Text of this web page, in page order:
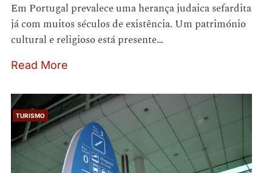
Em Portugal prevalece uma herança judaica sefardita
já com muitos séculos de existência. Um património
cultural e religioso está presente…
Read More
TURISMO